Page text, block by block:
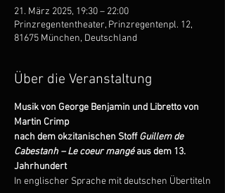
21. März 2025, 19:30 – 22:00
Prinzregententheater, Prinzregentenpl. 12,
81675 München, Deutschland
Über die Veranstaltung
Musik von George Benjamin und Libretto von
Martin Crimp
nach dem okzitanischen Stoff Guillem de
Cabestanh – Le coeur mangé aus dem 13.
Jahrhundert
In englischer Sprache mit deutschen Übertiteln